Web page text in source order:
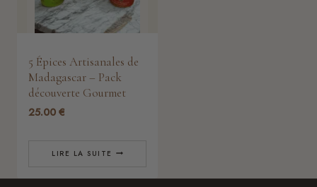
5 Épices Artisanales de
Madagascar – Pack
découverte Gourmet
25.00 €
LIRE LA SUITE